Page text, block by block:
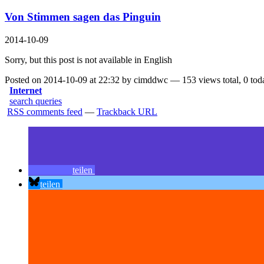
Von Stimmen sagen das Pinguin
2014-10-09
Sorry, but this post is not available in English
Posted on 2014-10-09 at 22:32 by cimddwc — 153 views total, 0
Internet
search queries
RSS comments feed — Trackback URL
teilen
teilen